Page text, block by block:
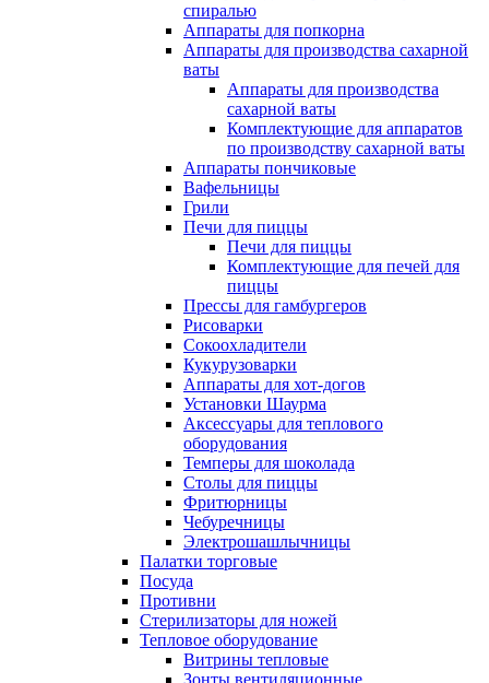
спиралью
Аппараты для попкорна
Аппараты для производства сахарной
ваты
Аппараты для производства
сахарной ваты
Комплектующие для аппаратов
по производству сахарной ваты
Аппараты пончиковые
Вафельницы
Грили
Печи для пиццы
Печи для пиццы
Комплектующие для печей для
пиццы
Прессы для гамбургеров
Рисоварки
Сокоохладители
Кукурузоварки
Аппараты для хот-догов
Установки Шаурма
Аксессуары для теплового
оборудования
Темперы для шоколада
Столы для пиццы
Фритюрницы
Чебуречницы
Электрошашлычницы
Палатки торговые
Посуда
Противни
Стерилизаторы для ножей
Тепловое оборудование
Витрины тепловые
Зонты вентиляционные